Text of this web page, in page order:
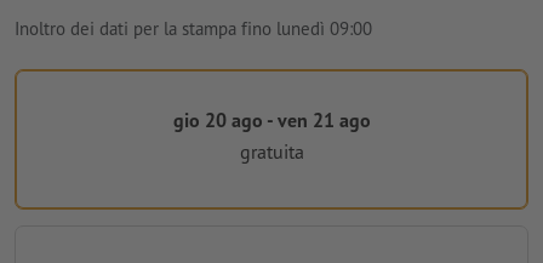
Inoltro dei dati per la stampa fino lunedì 09:00
gio 20 ago - ven 21 ago
gratuita